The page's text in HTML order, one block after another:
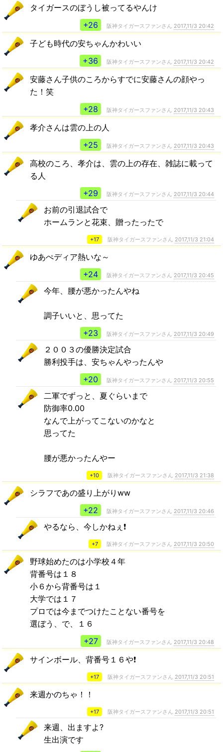
タイガースのぼうし被ってるやんけ
+26
阪神タイガースファンさん 2017,11/3 20:42
子ども時代の安ちゃんかわいい
+36
阪神タイガースファンさん 2017,11/3 20:42
安藤さん子供のころからすでに安藤さんの顔やっ
た！笑
+28
阪神タイガースファンさん 2017,11/3 20:43
孝介さんは雲の上の人
+25
阪神タイガースファンさん 2017,11/3 20:43
高校のころ、孝介は、雲の上の存在、雑誌に載って
る人
+29
阪神タイガースファンさん 2017,11/3 20:44
お前の引退試合で
ホームランと花束、贈ったったで
+17 阪神タイガースファンさん 2017,11/3 21:04
ゆあぺディア熱いな～
+24
阪神タイガースファンさん 2017,11/3 20:45
今年、腰が悪かったんやね
調子いいと、思ってた
+23
阪神タイガースファンさん 2017,11/3 20:49
２００３の優勝決定試合
勝利投手は、安ちゃんやったんや
+20
阪神タイガースファンさん 2017,11/3 20:55
二軍でずっと、夏ぐらいまで
防御率0.00
なんで上がってこないのかなと
思ってた
腰が悪かったんやー
+10 阪神タイガースファンさん 2017,11/3 21:38
シラフであの盛り上がりww
+22
阪神タイガースファンさん 2017,11/3 20:46
やるなら、今しかねぇ❗
+7 阪神タイガースファンさん 2017,11/3 20:50
野球始めたのは小学校４年
背番号は１８
小６から背番号は１
大学では１７
プロでは今までつけたことない番号を
選ぼう、で、１６
+27
阪神タイガースファンさん 2017,11/3 20:48
サインボール、背番号１６や❗
+17 阪神タイガースファンさん 2017,11/3 20:51
来週かのちゃ！！
+17 阪神タイガースファンさん 2017,11/3 20:51
来週、出ますよ?
生出演です